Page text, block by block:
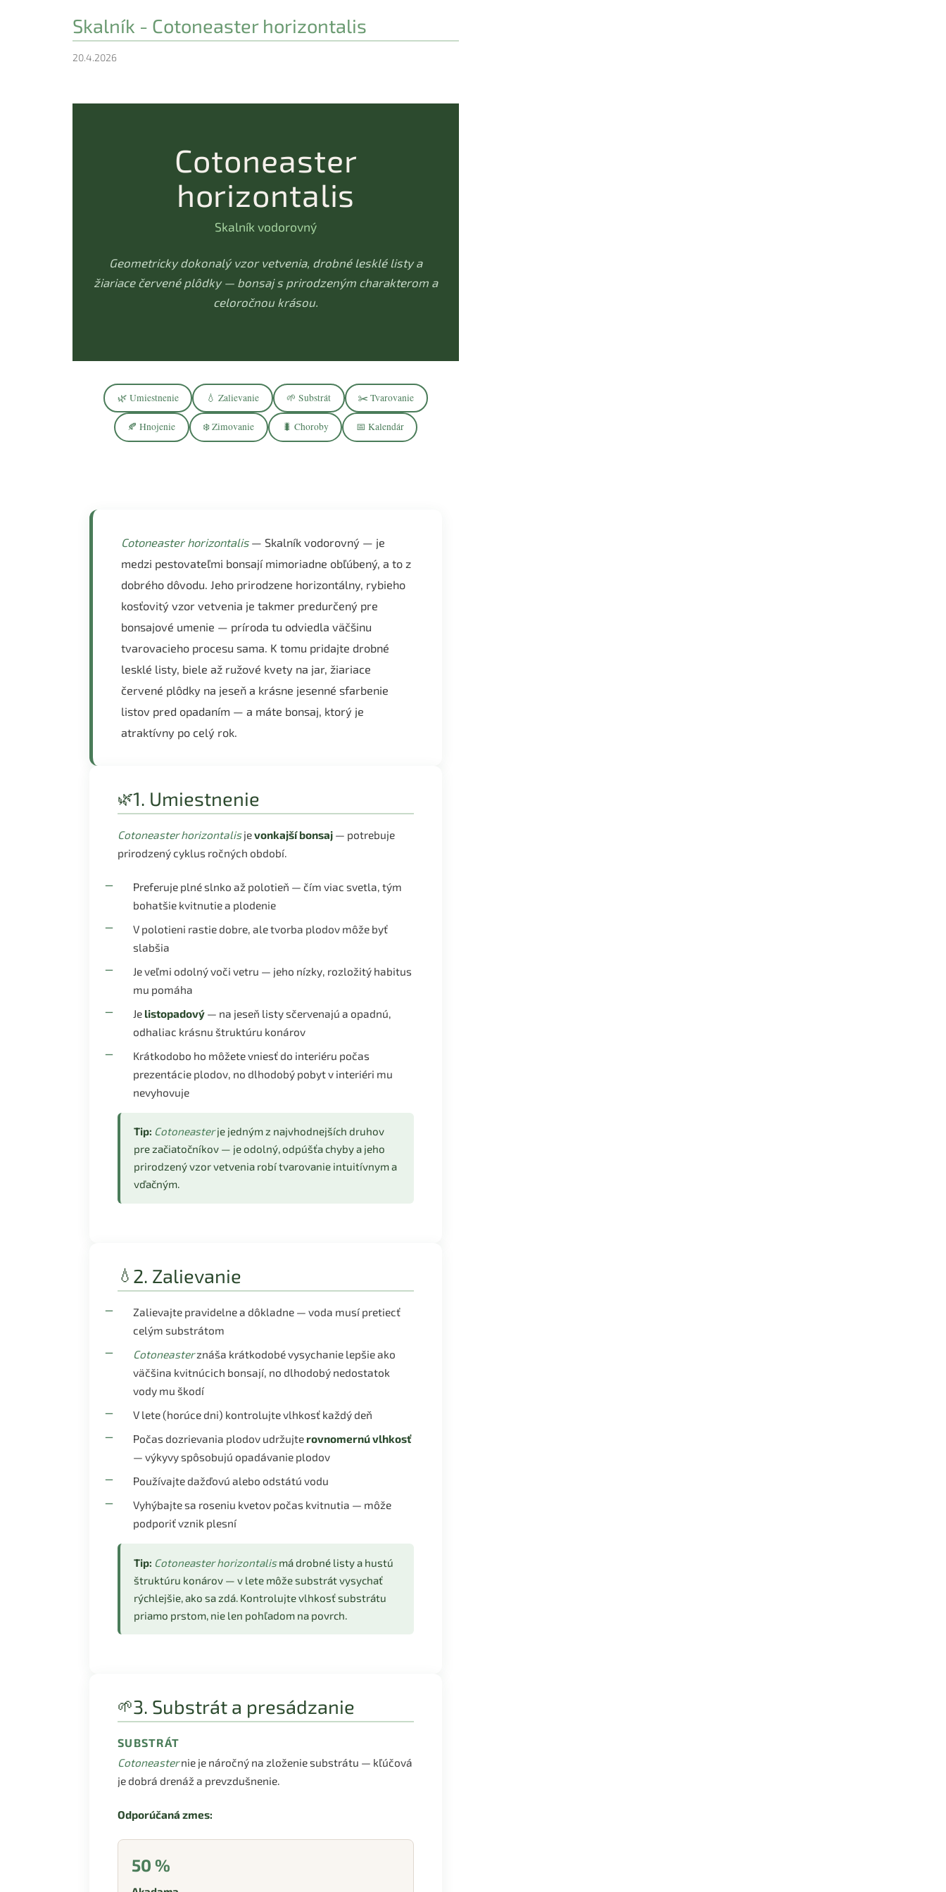
Skalník - Cotoneaster horizontalis
20.4.2026
Cotoneaster
horizontalis
Skalník vodorovný
Geometricky dokonalý vzor vetvenia, drobné lesklé listy a
žiariace červené plôdky — bonsaj s prirodzeným charakterom a
celoročnou krásou.
🌿 Umiestnenie 💧 Zalievanie 🌱 Substrát ✂️ Tvarovanie
🍂 Hnojenie ❄️ Zimovanie 🐛 Choroby 📅 Kalendár
Cotoneaster horizontalis— Skalník vodorovný — je
medzi pestovateľmi bonsají mimoriadne obľúbený, a to z
dobrého dôvodu. Jeho prirodzene horizontálny, rybieho
kosťovitý vzor vetvenia je takmer predurčený pre
bonsajové umenie — príroda tu odviedla väčšinu
tvarovacieho procesu sama. K tomu pridajte drobné
lesklé listy, biele až ružové kvety na jar, žiariace
červené plôdky na jeseň a krásne jesenné sfarbenie
listov pred opadaním — a máte bonsaj, ktorý je
atraktívny po celý rok.
🌿1. Umiestnenie
Cotoneaster horizontalisjevonkajší bonsaj — potrebuje
prirodzený cyklus ročných období.
Preferuje plné slnko až polotieň — čím viac svetla, tým
bohatšie kvitnutie a plodenie
V polotieni rastie dobre, ale tvorba plodov môže byť
slabšia
Je veľmi odolný voči vetru — jeho nízky, rozložitý habitus
mu pomáha
Je listopadový — na jeseň listy sčervenajú a opadnú,
odhaliac krásnu štruktúru konárov
Krátkodobo ho môžete vniesť do interiéru počas
prezentácie plodov, no dlhodobý pobyt v interiéri mu
nevyhovuje
Tip: Cotoneasterje jedným z najvhodnejších druhov
pre začiatočníkov — je odolný, odpúšťa chyby a jeho
prirodzený vzor vetvenia robí tvarovanie intuitívnym a
vďačným.
💧 2. Zalievanie
Zalievajte pravidelne a dôkladne — voda musí pretiecť
celým substrátom
Cotoneasterznáša krátkodobé vysychanie lepšie ako
väčšina kvitnúcich bonsají, no dlhodobý nedostatok
vody mu škodí
V lete (horúce dni) kontrolujte vlhkosť každý deň
Počas dozrievania plodov udržujte rovnomernú vlhkosť
— výkyvy spôsobujú opadávanie plodov
Používajte dažďovú alebo odstátú vodu
Vyhýbajte sa roseniu kvetov počas kvitnutia — môže
podporiť vznik plesní
Tip: Cotoneaster horizontalismá drobné listy a hustú
štruktúru konárov — v lete môže substrát vysychať
rýchlejšie, ako sa zdá. Kontrolujte vlhkosť substrátu
priamo prstom, nie len pohľadom na povrch.
🌱3. Substrát a presádzanie
SUBSTRÁT
Cotoneasternie je náročný na zloženie substrátu — kľúčová
je dobrá drenáž a prevzdušnenie.
Odporúčaná zmes:
50 %